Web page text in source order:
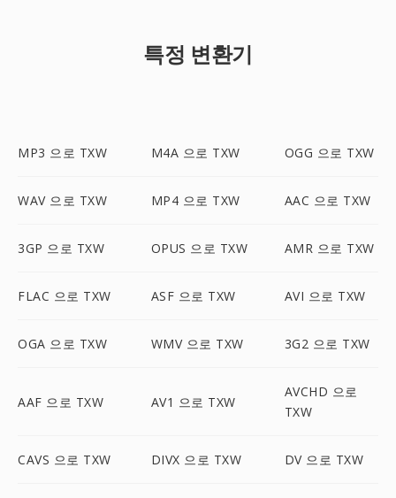
특정 변환기
MP3 으로 TXW M4A 으로 TXW OGG 으로 TXW
WAV 으로 TXW MP4 으로 TXW AAC 으로 TXW
3GP 으로 TXW OPUS 으로 TXW AMR 으로 TXW
FLAC 으로 TXW ASF 으로 TXW AVI 으로 TXW
OGA 으로 TXW WMV 으로 TXW 3G2 으로 TXW
AAF 으로 TXW AV1 으로 TXW
AVCHD 으로
TXW
CAVS 으로 TXW DIVX 으로 TXW DV 으로 TXW